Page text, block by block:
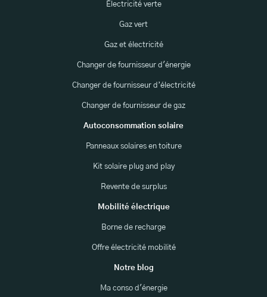
Électricité verte
Gaz vert
Gaz et électricité
Changer de fournisseur d'énergie
Changer de fournisseur d’électricité
Changer de fournisseur de gaz
Autoconsommation solaire
Panneaux solaires en toiture
Kit solaire plug and play
Revente de surplus
Mobilité électrique
Borne de recharge
Offre électricité mobilité
Notre blog
Ma conso d'énergie